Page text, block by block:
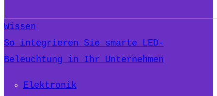
Wissen
So integrieren Sie smarte LED-
Beleuchtung in Ihr Unternehmen
Elektronik